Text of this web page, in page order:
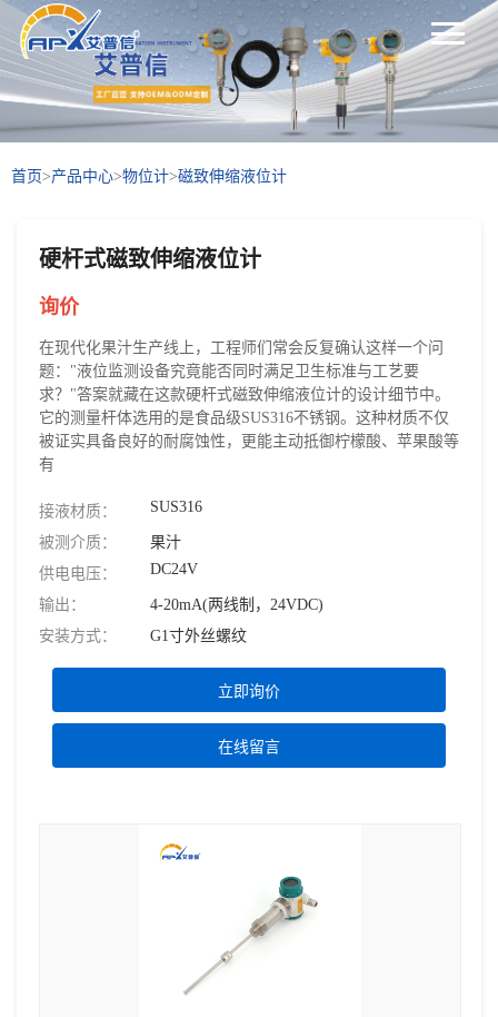
首页>产品中心>物位计>磁致伸缩液位计
硬杆式磁致伸缩液位计
询价
在现代化果汁生产线上，工程师们常会反复确认这样一个问
题："液位监测设备究竟能否同时满足卫生标准与工艺要
求？"答案就藏在这款硬杆式磁致伸缩液位计的设计细节中。
它的测量杆体选用的是食品级SUS316不锈钢。这种材质不仅
被证实具备良好的耐腐蚀性，更能主动抵御柠檬酸、苹果酸等
有
接液材质： SUS316
被测介质：
果汁
供电电压：
DC24V
输出：
4-20mA(两线制，24VDC)
安装方式：
G1寸外丝螺纹
立即询价
在线留言